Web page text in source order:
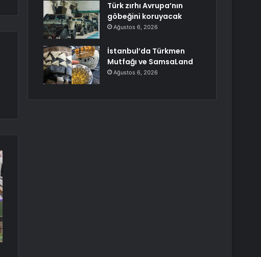
Türk zırhı Avrupa’nın
göbeğini koruyacak
Ağustos 6, 2026
İstanbul’da Türkmen
Mutfağı ve SamsaLand
Ağustos 6, 2026